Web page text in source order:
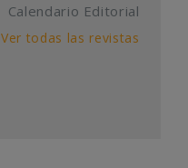
Calendario Editorial
Ver todas las revistas